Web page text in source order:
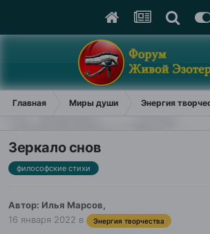
Главная Миры души Энергия
Зеркало снов
философские стихи
Автор: Илья Марсов,
16 января 2022 в Энергия творчества